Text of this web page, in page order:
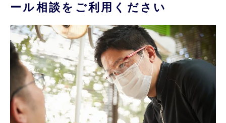
ール相談をご利用ください